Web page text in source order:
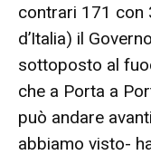
contrari 171 con
d’Italia) il
sottoposto al
che a Porta a
può andare
abbiamo visto-